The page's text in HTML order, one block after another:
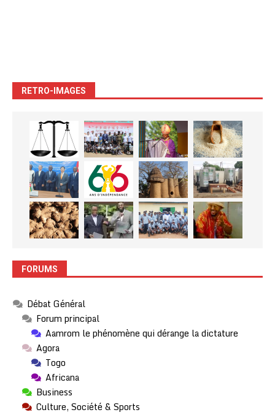
RETRO-IMAGES
FORUMS
Débat Général
Forum principal
Aamrom le phénomène qui dérange la dictature
Agora
Togo
Africana
Business
Culture, Société & Sports